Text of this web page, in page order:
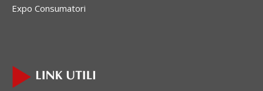
Expo Consumatori